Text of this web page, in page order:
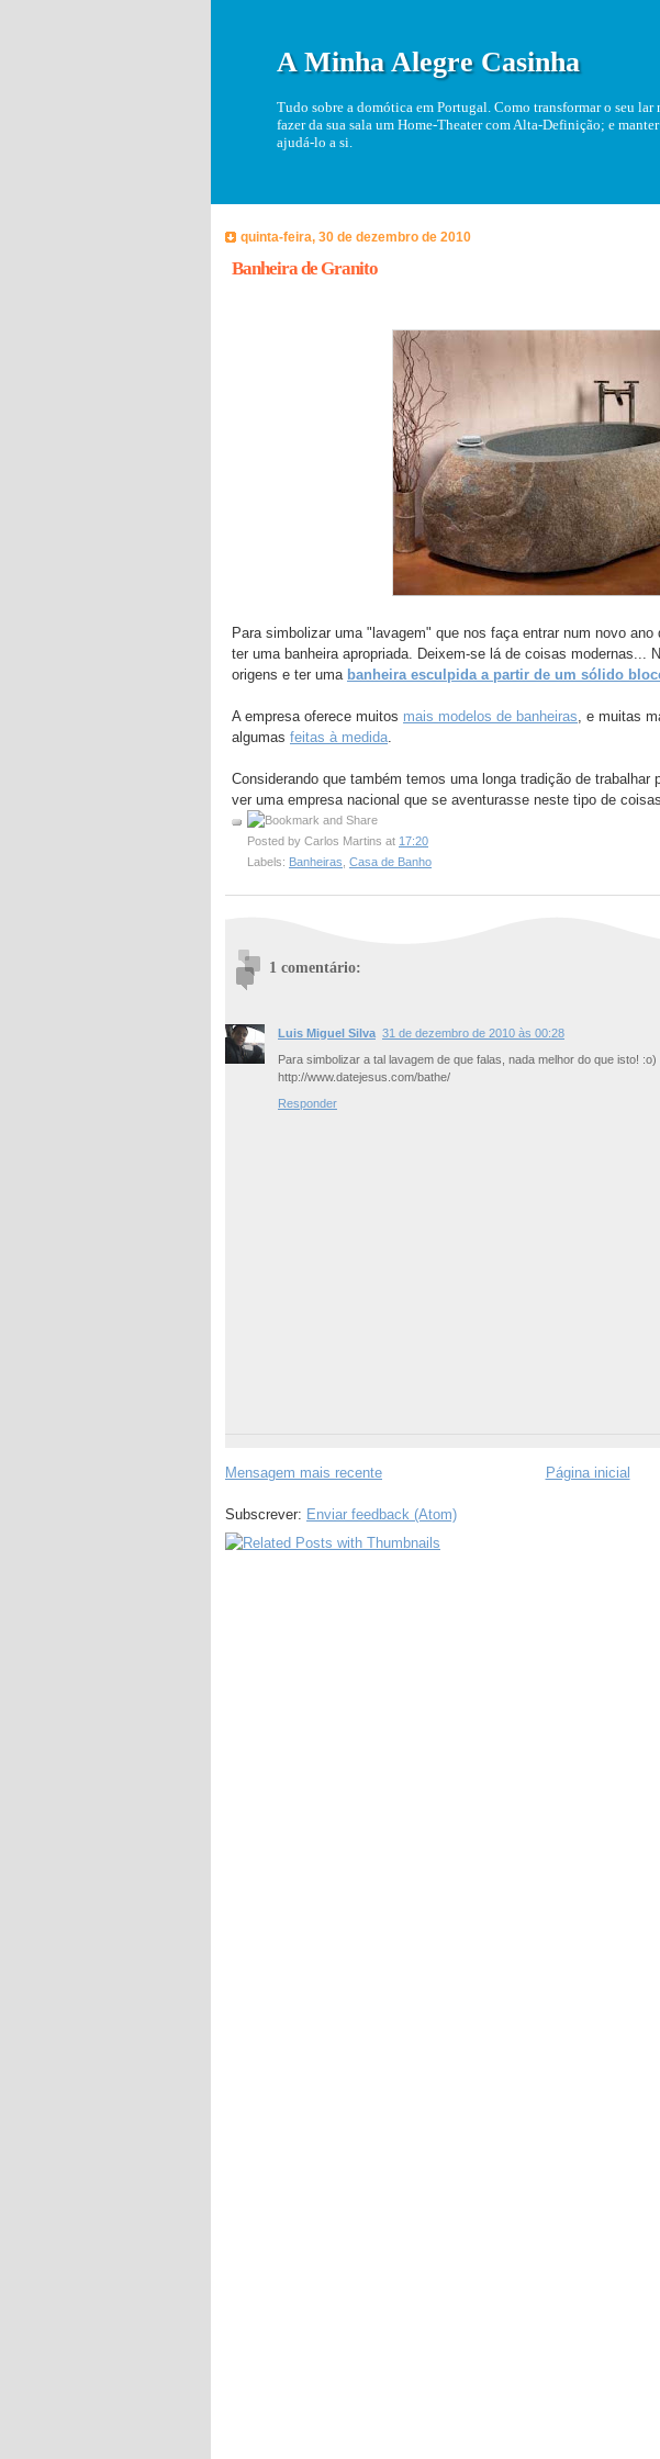
A Minha Alegre Casinha
Tudo sobre a domótica em Portugal. Como transformar o seu
fazer da sua sala um Home-Theater com Alta-Definição; e
ajudá-lo a si.
quinta-feira, 30 de dezembro de 2010
Banheira de Granito
Para simbolizar uma "lavagem" que nos faça entrar num novo
ter uma banheira apropriada. Deixem-se lá de coisas modernas...
origens e ter uma banheira esculpida a partir de um sólido
A empresa oferece muitos mais modelos de banheiras, e muitas
algumas feitas à medida.
Considerando que também temos uma longa tradição de trabalhar
ver uma empresa nacional que se aventurasse neste tipo de
Posted by Carlos Martins at 17:20
Labels: Banheiras, Casa de Banho
1 comentário:
Luis Miguel Silva 31 de dezembro de 2010 às 00:28
Para simbolizar a tal lavagem de que falas, nada melhor do que isto! :o)
http://www.datejesus.com/bathe/
Responder
Mensagem mais recente Página inicial
Subscrever: Enviar feedback (Atom)